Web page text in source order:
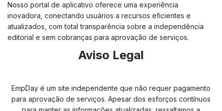
Nosso portal de aplicativo oferece uma experiência
inovadora, conectando usuários a recursos eficientes e
atualizados, com total transparência sobre a independência
editorial e sem cobranças para aprovação de serviços.
Aviso Legal
EmpDay é um site independente que não requer pagamento
para aprovação de serviços. Apesar dos esforços contínuos